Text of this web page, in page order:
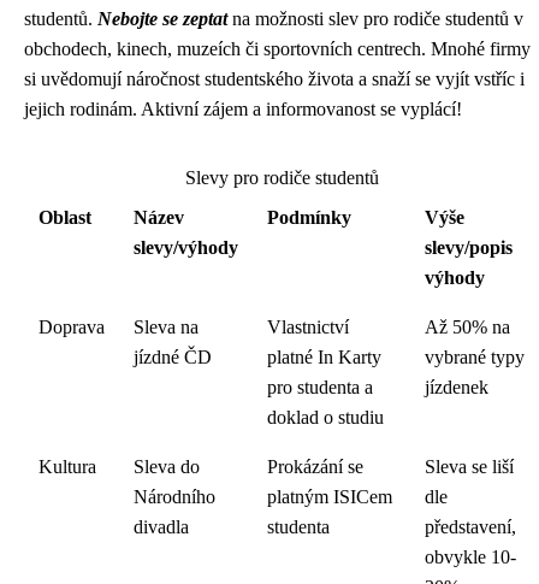
studentů. Nebojte se zeptatna možnosti slev pro rodiče studentů v
obchodech, kinech, muzeích či sportovních centrech. Mnohé firmy
si uvědomují náročnost studentského života a snaží se vyjít vstříc i
jejich rodinám. Aktivní zájem a informovanost se vyplácí!
Slevy pro rodiče studentů
Oblast
Název
slevy/výhody
Podmínky
Výše
slevy/popis
výhody
Doprava
Sleva na
jízdné ČD
Vlastnictví
platné In Karty
pro studenta a
doklad o studiu
Až 50% na
vybrané typy
jízdenek
Kultura
Sleva do
Národního
divadla
Prokázání se
platným ISICem
studenta
Sleva se liší
dle
představení,
obvykle 10-